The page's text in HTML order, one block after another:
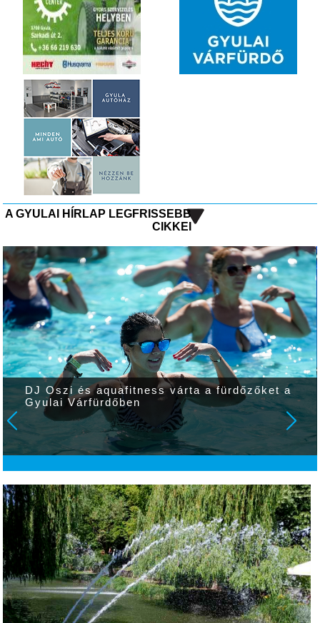
A GYULAI HÍRLAP LEGFRISSEBB
CIKKEI
DJ Oszi és aquafitness várta a fürdőzőket a
Gyulai Várfürdőben